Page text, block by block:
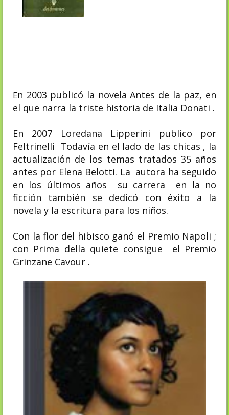
En 2003 publicó la novela Antes de la paz, en
el que narra la triste historia de Italia Donati .
En 2007 Loredana Lipperini publico por
Feltrinelli Todavía en el lado de las chicas , la
actualización de los temas tratados 35 años
antes por Elena Belotti. La autora ha seguido
en los últimos años su carrera en la no
ficción también se dedicó con éxito a la
novela y la escritura para los niños.
Con la flor del hibisco ganó el Premio Napoli ;
con Prima della quiete consigue el Premio
Grinzane Cavour .